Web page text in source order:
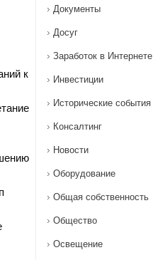
к
Документы
Досуг
Заработок в Интернете
Инвестиции
Исторические события
Консалтинг
Новости
Оборудование
Общая собственность
Общество
Освещение